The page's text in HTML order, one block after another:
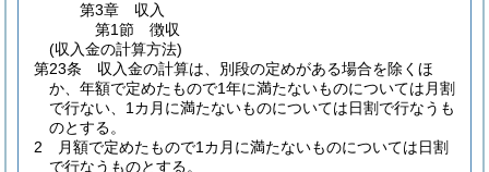
第3章
収入
第1節
徴収
(収入金の計算方法)
第23条
収入金の計算は、別段の定めがある場合を除くほ
か、年額で定めたもので1年に満たないものについては月割
で行ない、1カ月に満たないものについては日割で行なうも
のとする。
2
月額で定めたもので1カ月に満たないものについては日割
で行なうものとする。